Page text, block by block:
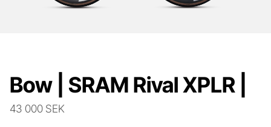
Bow | SRAM Rival XPLR |
43 000 SEK